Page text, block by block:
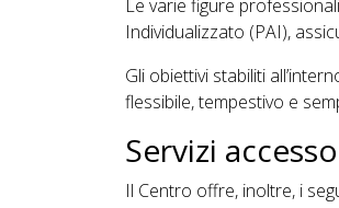
Le varie figure
Individualizzato (PAI),
Gli obiettivi stabiliti
flessibile, tempestivo e
Servizi
Il Centro offre, inoltre, i